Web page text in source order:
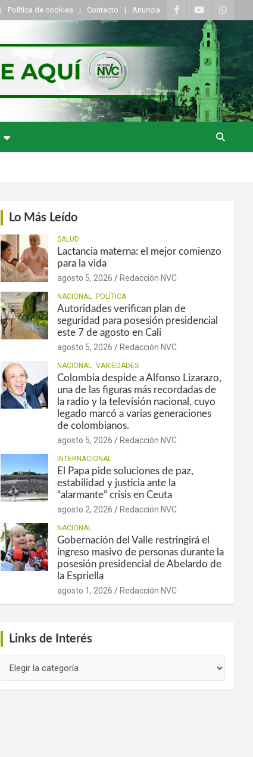
Política de cookies Contacto Anuncia
Lo Más Leído
SALUD
Lactancia materna: el mejor comienzo
para la vida
agosto 5, 2026 Redacción NVC
NACIONAL POLÍTICA
Autoridades verifican plan de
seguridad para posesión presidencial
este 7 de agosto en Cali
agosto 5, 2026 Redacción NVC
NACIONAL VARIEDADES
Colombia despide a Alfonso Lizarazo,
una de las figuras más recordadas de
la radio y la televisión nacional, cuyo
legado marcó a varias generaciones
de colombianos.
agosto 5, 2026 Redacción NVC
INTERNACIONAL
El Papa pide soluciones de paz,
estabilidad y justicia ante la
“alarmante” crisis en Ceuta
agosto 2, 2026 Redacción NVC
NACIONAL
Gobernación del Valle restringirá el
ingreso masivo de personas durante la
posesión presidencial de Abelardo de
la Espriella
agosto 1, 2026 Redacción NVC
Links de Interés
de